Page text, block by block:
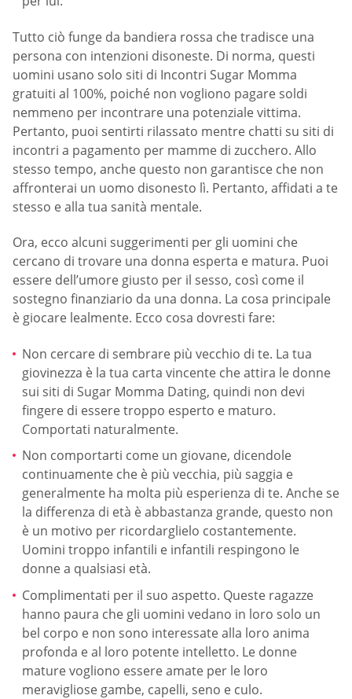
Tutto ciò funge da bandiera rossa che tradisce una
persona con intenzioni disoneste. Di norma, questi
uomini usano solo siti di Incontri Sugar Momma
gratuiti al 100%, poiché non vogliono pagare soldi
nemmeno per incontrare una potenziale vittima.
Pertanto, puoi sentirti rilassato mentre chatti su siti di
incontri a pagamento per mamme di zucchero. Allo
stesso tempo, anche questo non garantisce che non
affronterai un uomo disonesto lì. Pertanto, affidati a te
stesso e alla tua sanità mentale.
Ora, ecco alcuni suggerimenti per gli uomini che
cercano di trovare una donna esperta e matura. Puoi
essere dell’umore giusto per il sesso, così come il
sostegno finanziario da una donna. La cosa principale
è giocare lealmente. Ecco cosa dovresti fare:
Non cercare di sembrare più vecchio di te. La tua
giovinezza è la tua carta vincente che attira le donne
sui siti di Sugar Momma Dating, quindi non devi
fingere di essere troppo esperto e maturo.
Comportati naturalmente.
Non comportarti come un giovane, dicendole
continuamente che è più vecchia, più saggia e
generalmente ha molta più esperienza di te. Anche se
la differenza di età è abbastanza grande, questo non
è un motivo per ricordarglielo costantemente.
Uomini troppo infantili e infantili respingono le
donne a qualsiasi età.
Complimentati per il suo aspetto. Queste ragazze
hanno paura che gli uomini vedano in loro solo un
bel corpo e non sono interessate alla loro anima
profonda e al loro potente intelletto. Le donne
mature vogliono essere amate per le loro
meravigliose gambe, capelli, seno e culo.